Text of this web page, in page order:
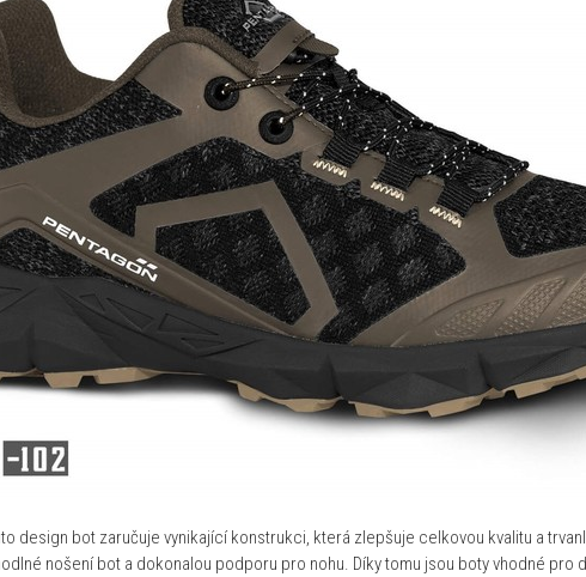
design bot zaručuje vynikající konstrukci, která zlepšuje celkovou kvalitu a
nošení bot a dokonalou podporu pro nohu. Díky tomu jsou boty vhodné pro